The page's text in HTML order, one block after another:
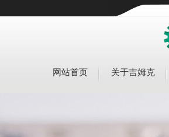
网站首页 关于吉姆克